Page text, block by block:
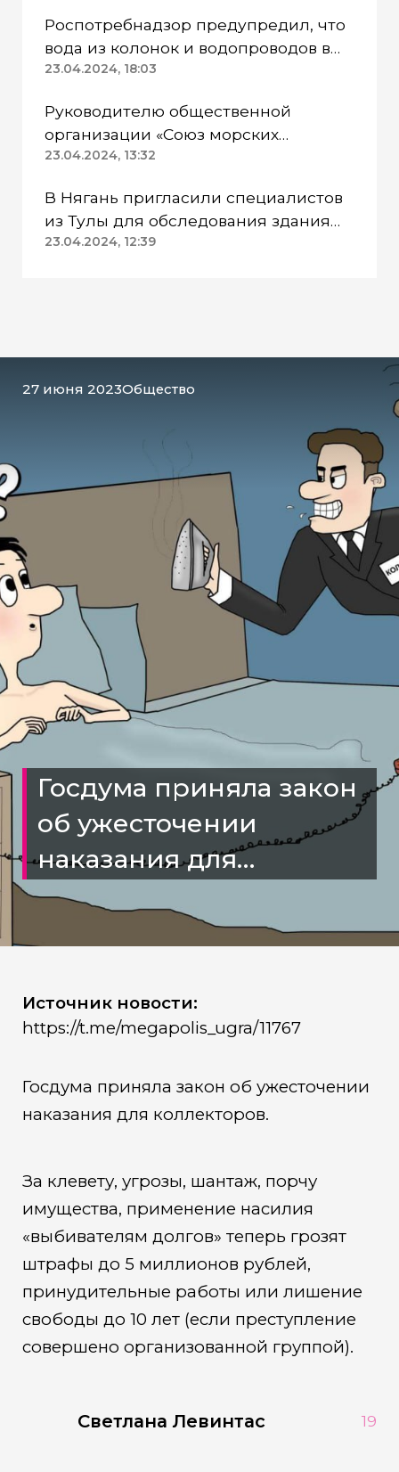
Роспотребнадзор предупредил, что
вода из колонок и водопроводов в
Казанском районе непригодна для
23.04.2024, 18:03
Руководителю общественной
организации «Союз морских
пехотинцев» Югры вынесли
23.04.2024, 13:32
В Нягань пригласили специалистов
из Тулы для обследования здания
ДК «Геолог»
23.04.2024, 12:39
27 июня 2023Общество
Госдума приняла закон
об ужесточении
наказания для
коллекторов
Источник новости:
https://t.me/megapolis_ugra/11767
Госдума приняла закон об ужесточении
наказания для коллекторов.
За клевету, угрозы, шантаж, порчу
имущества, применение насилия
«выбивателям долгов» теперь грозят
штрафы до 5 миллионов рублей,
принудительные работы или лишение
свободы до 10 лет (если преступление
совершено организованной группой).
Светлана Левинтас 19